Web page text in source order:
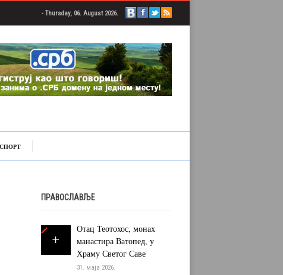
- Thursday, 06. August 2026.
СПОРТ
ПРАВОСЛАВЉЕ
Отац Теотохос, монах
манастира Ватопед, у
Храму Светог Саве
31. маја 2026.